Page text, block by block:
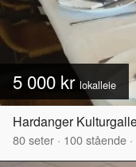
5 000 krlokalleie
Hardanger
80seter · 100stående ·